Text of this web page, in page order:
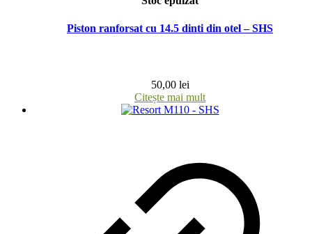
Piston ranforsat cu 14.5 dinti din otel – SHS
50,00 lei
Citește mai mult